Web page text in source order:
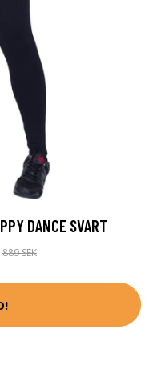
DANCE SVART
889 SEK